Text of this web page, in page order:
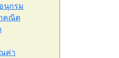
นุกรม
คณิต
ค่า